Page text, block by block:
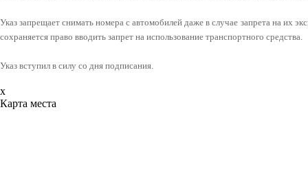
Указ запрещает снимать номера с автомобилей даже в случае запрета на их
сохраняется право вводить запрет на использование транспортного средства.
Указ вступил в силу со дня подписания.
x
Карта места